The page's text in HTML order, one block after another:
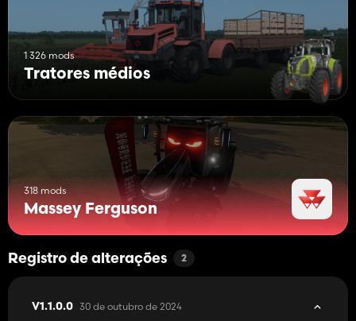
1 326 mods
Tratores médios
318 mods
Massey Ferguson
Registro de alterações 2
V1.1.0.0 30 de outubro de 2024